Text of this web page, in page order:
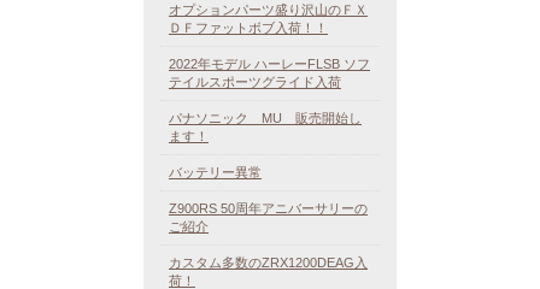
オプションパーツ盛り沢山のＦＸ
ＤＦファットボブ入荷！！
2022年モデル ハーレーFLSB ソフ
テイルスポーツグライド入荷
パナソニック MU 販売開始し
ます！
バッテリー異常
Z900RS 50周年アニバーサリーの
ご紹介
カスタム多数のZRX1200DEAG入
荷！